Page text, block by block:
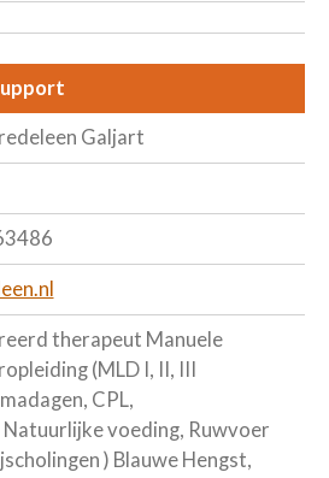
Galjart
therapeut Manuele
(MLD I, II, III
CPL,
voeding, Ruwvoer
) Blauwe Hengst,